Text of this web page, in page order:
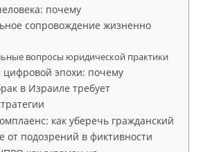
почему
сопровождение жизненно
вопросы юридической практики
эпохи: почему
в Израиле требует
как уберечь гражданский
от подозрений в фиктивности